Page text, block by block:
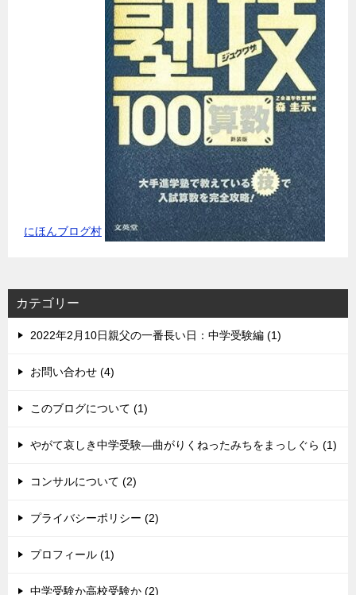
にほんブログ村
カテゴリー
2022年2月10日親父の一番長い日：中学受験編 (1)
お問い合わせ (4)
このブログについて (1)
やがて哀しき中学受験―曲がりくねったみちをまっしぐら (1)
コンサルについて (2)
プライバシーポリシー (2)
プロフィール (1)
中学受験か高校受験か (2)